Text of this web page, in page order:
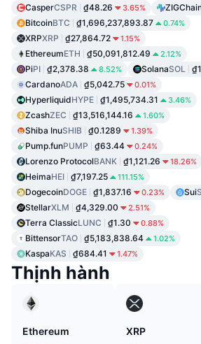
CasperCSPR ₫48.26 3.65%
BitcoinBTC ₫1,696,237,893.87 0.74%
XRPXRP ₫27,864.72 1.15%
EthereumETH ₫50,091,812.49 2.12%
PiPI ₫2,378.38 8.52% SolanaSOL
CardanoADA ₫5,042.75 0.01%
HyperliquidHYPE ₫1,495,734.31 3.46%
ZcashZEC ₫13,516,144.16 1.60%
Shiba InuSHIB ₫0.1289 1.39%
Pump.funPUMP ₫63.44 0.24%
Lorenzo ProtocolBANK ₫1,121.26 18.26%
HeimaHEI ₫7,197.25 111.15%
DogecoinDOGE ₫1,837.16 0.23% Sui
StellarXLM ₫4,329.00 2.51%
Terra ClassicLUNC ₫1.30 0.88%
BittensorTAO ₫5,183,838.64 1.02%
KaspaKAS ₫684.41 1.47%
Thịnh hành
Ethereum
XRP